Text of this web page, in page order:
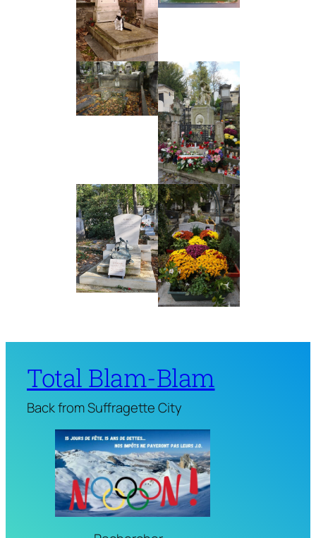
Total Blam-Blam
Back from Suffragette City